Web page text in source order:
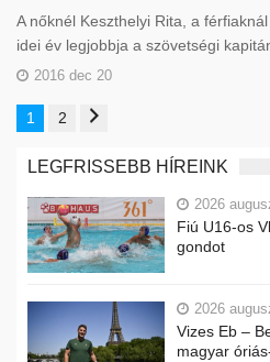
A nőknél Keszthelyi Rita, a
idei év legjobbja a szövetségi
2016 dec 20
1 2
LEGFRISSEBB HÍREINK
2026
Fiú U16-os
gondot
2026
Vizes Eb –
magyar